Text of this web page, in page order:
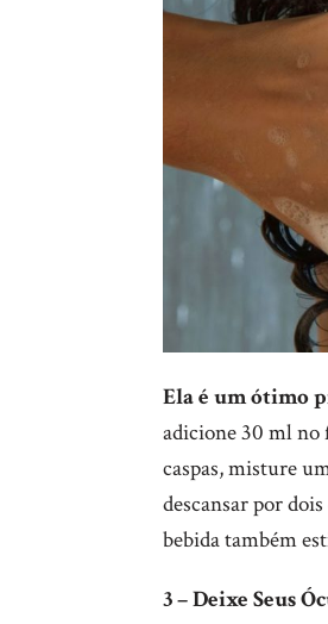
Ela é um ótimo
adicione 30 ml no
caspas, misture
descansar por
bebida também
3 – Deixe Seus